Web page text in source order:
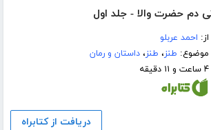
دم حضرت والا - جلد اول
از: احمد عربلو
موضوع: طنز، طنز،داستان و رمان
۴ ساعت و ۱۱ دقیقه
دریافت از کتابراه